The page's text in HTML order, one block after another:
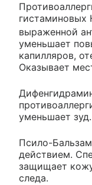
гистаминовых
выраженной
уменьшает
капилляров,
Оказывает
уменьшает зуд.
Псило-
действием.
защищает
следа.